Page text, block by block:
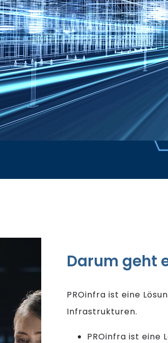
Darum geht
PROinfra ist eine
Infrastrukturen.
PROinfra ist eine